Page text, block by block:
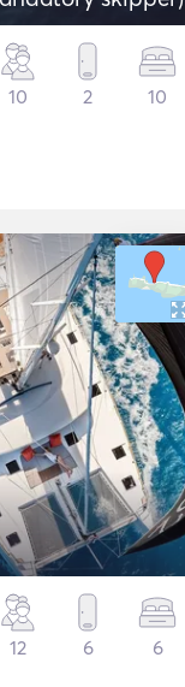
10 2 10
12 6 6